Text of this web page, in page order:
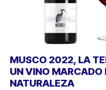
MUSCO 2022, LA
UN VINO MARCADO
NATURALEZA